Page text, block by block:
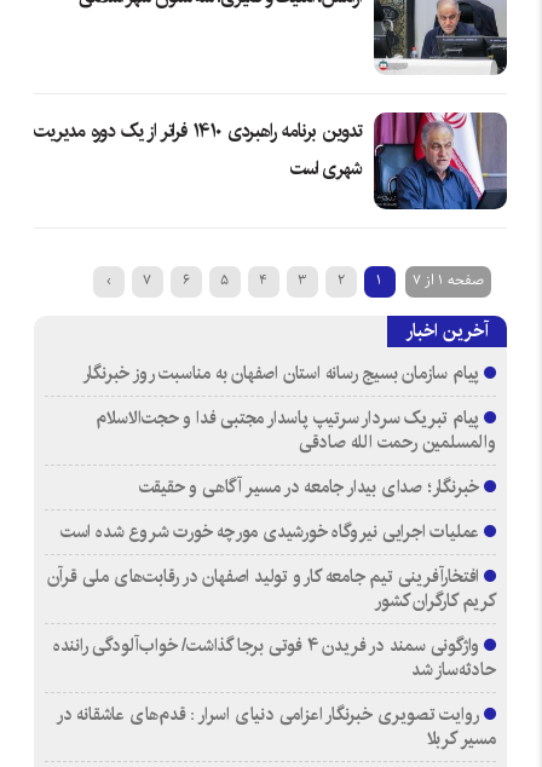
تدوین برنامه راهبردی ۱۴۱۰ فراتر از یک دوره مدیریت
شهری است
صفحه 1 از 7 1
2
3
4
5
6
7
›
آخرین اخبار
پیام سازمان بسیج رسانه استان اصفهان به مناسبت روز خبرنگار
پیام تبریک سردار سرتیپ پاسدار مجتبی فدا و حجت‌الاسلام
والمسلمین رحمت الله صادقی
خبرنگار؛ صدای بیدار جامعه در مسیر آگاهی و حقیقت
عملیات اجرایی نیروگاه خورشیدی مورچه خورت شروع شده است
افتخارآفرینی تیم جامعه کار و تولید اصفهان در رقابت‌های ملی قرآن
کریم کارگران کشور
واژگونی سمند در فریدن ۴ فوتی برجا گذاشت/ خواب‌آلودگی راننده
حادثه‌ساز شد
روایت تصویری خبرنگار اعزامی دنیای اسرار : قدم‌های عاشقانه در
مسیر کربلا